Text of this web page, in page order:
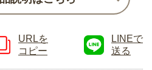
URLを
コピー
LINEで
送る